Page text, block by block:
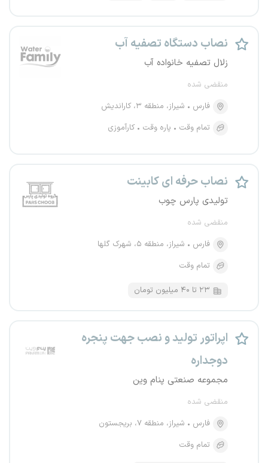
نصاب دستگاه تصفیه آب
زلال تصفیه خانواده آب
منقضی شده
فارس
شیراز، منطقه ۳، کاراندیش
تمام وقت
پاره وقت کارآموزی
نصاب حرفه ای کابینت
تولیدی پارس چوب
منقضی شده
فارس
شیراز، منطقه ۵، شهرک گلها
تمام وقت
۲۳ تا ۴۰ میلیون تومان
اپراتور تولید و نصب جهت پنجره
دوجداره
مجموعه صنعتی پنام وین
منقضی شده
فارس
شیراز، منطقه ۷، بریجستون
تمام وقت